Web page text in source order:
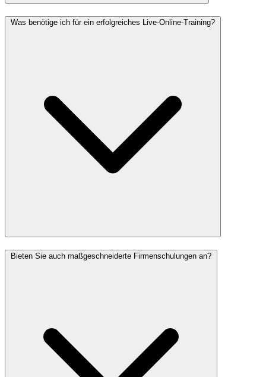
Was benötige ich für ein erfolgreiches Live-Online-Training?
Bieten Sie auch maßgeschneiderte Firmenschulungen an?